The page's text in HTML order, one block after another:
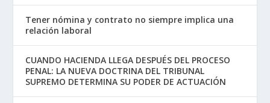
Tener nómina y contrato no siempre implica una
relación laboral
CUANDO HACIENDA LLEGA DESPUÉS DEL PROCESO
PENAL: LA NUEVA DOCTRINA DEL TRIBUNAL
SUPREMO DETERMINA SU PODER DE ACTUACIÓN